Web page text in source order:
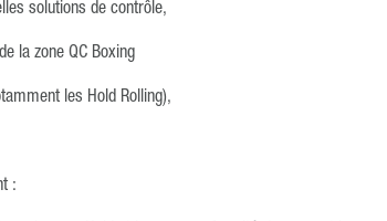
solutions de contrôle,
la zone QC Boxing
les Hold Rolling),
: